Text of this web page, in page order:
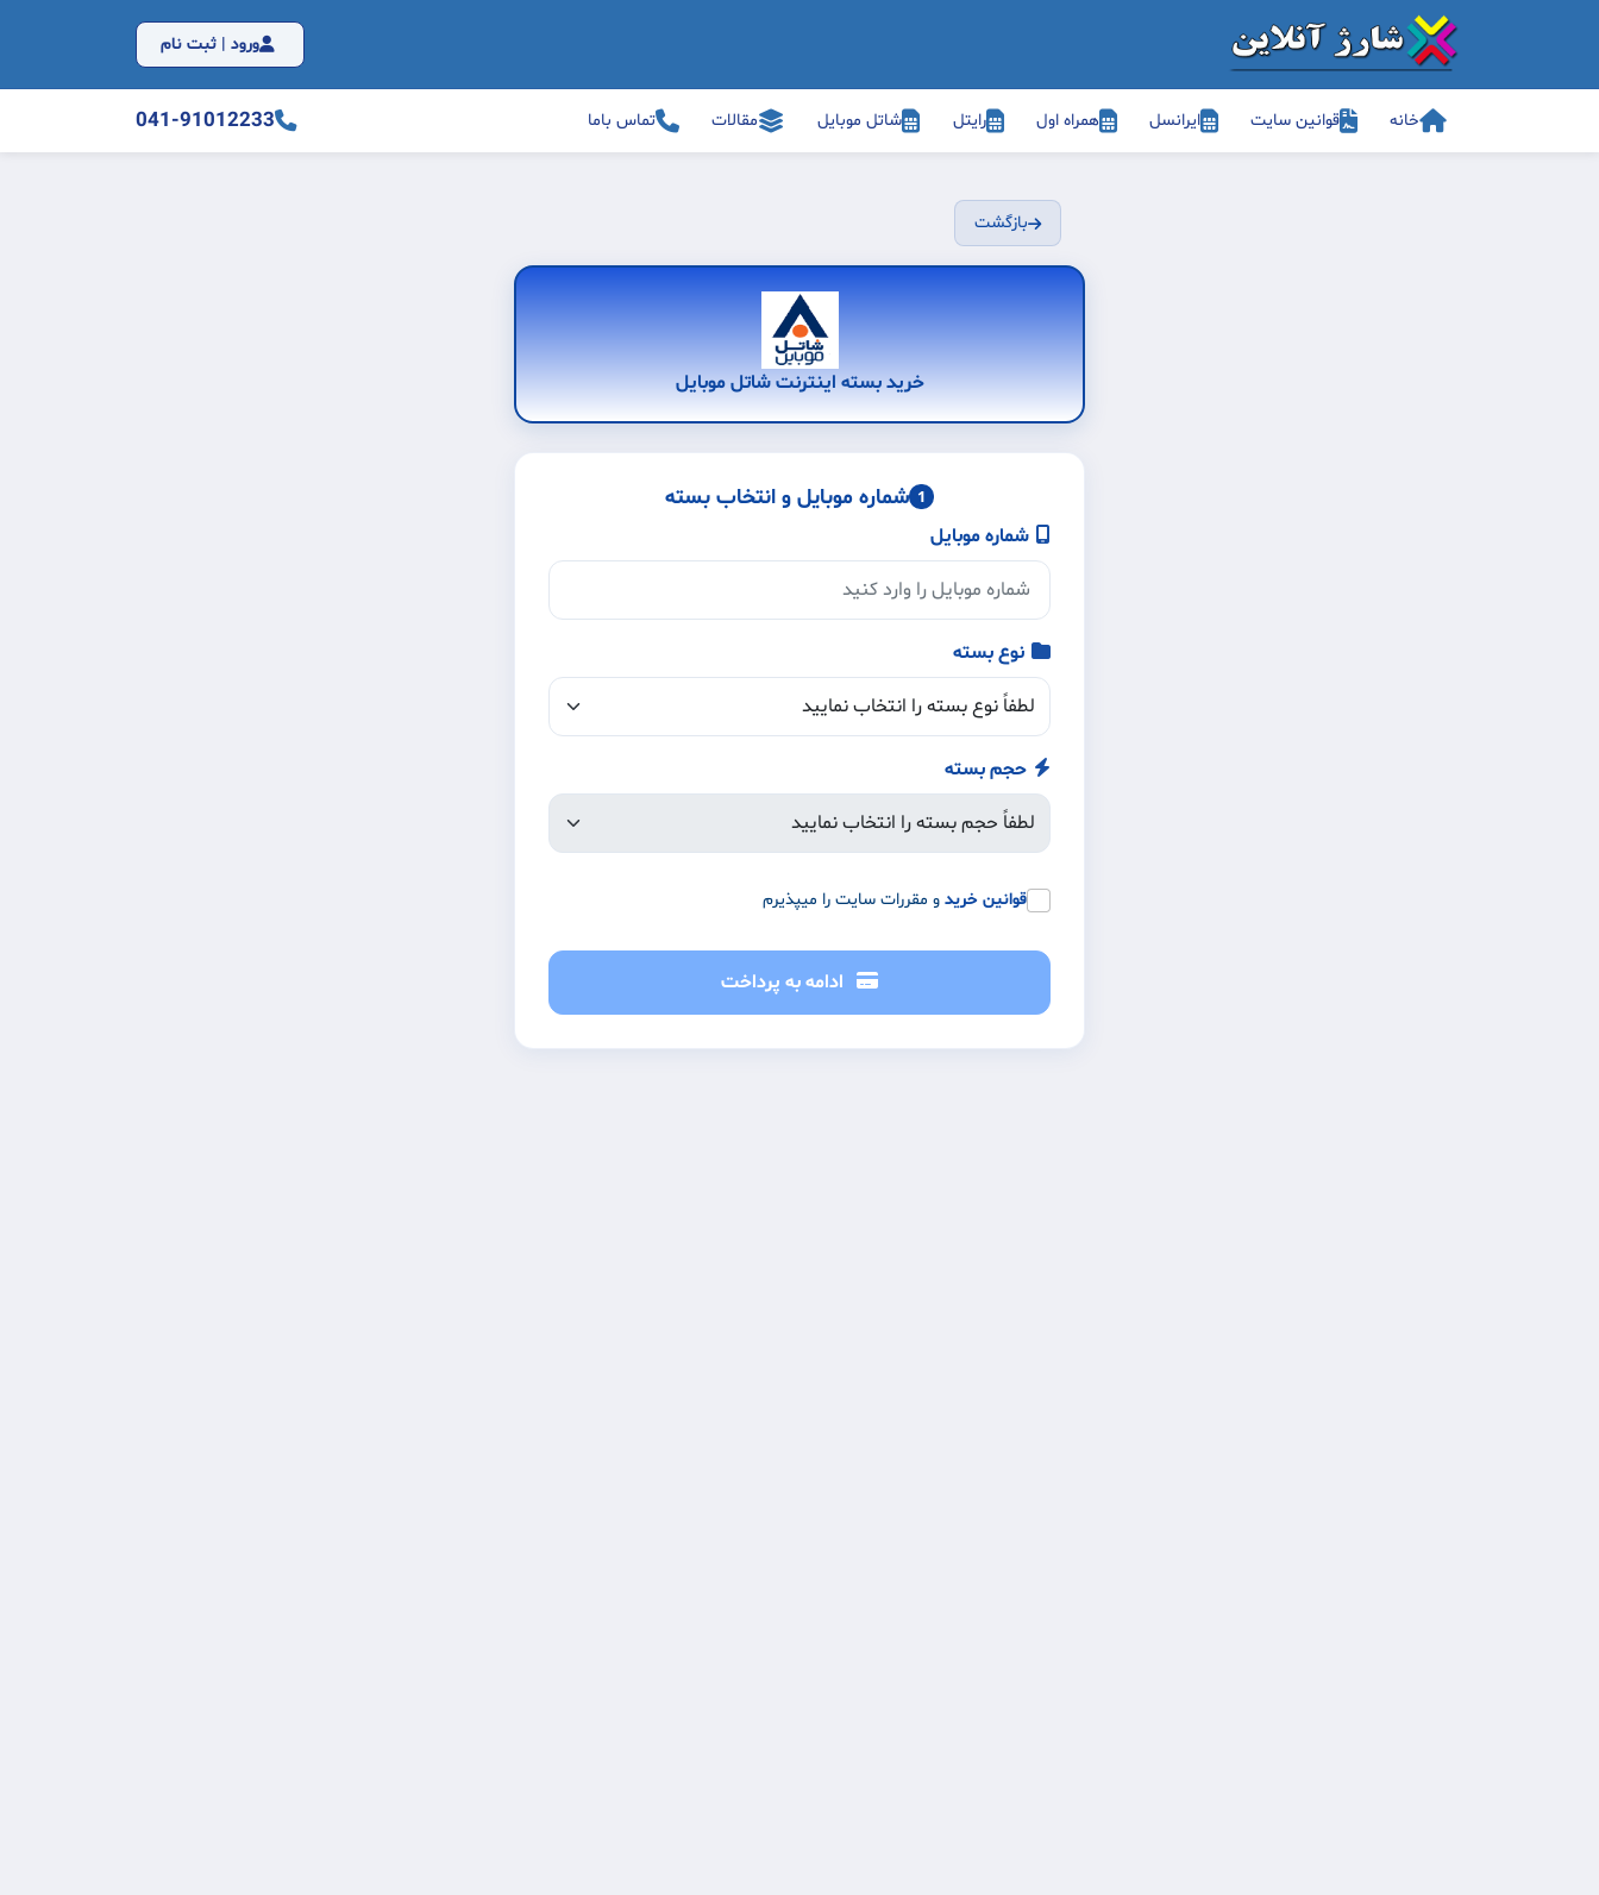
ورود | ثبت نام
خانه قوانین سایت ایرانسل همراه اول رایتل شاتل موبایل مقالات تماس باما 041-91012233
بازگشت
خرید بسته اینترنت شاتل موبایل
1 شماره موبایل و انتخاب بسته
شماره موبایل
نوع بسته
حجم بسته
قوانین خرید و مقررات سایت را میپذیرم
ادامه به پرداخت